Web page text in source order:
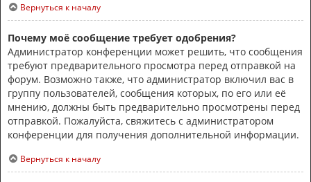
Вернуться к началу
Почему моё сообщение требует одобрения?
Администратор конференции может решить, что сообщения
требуют предварительного просмотра перед отправкой на
форум. Возможно также, что администратор включил вас в
группу пользователей, сообщения которых, по его или её
мнению, должны быть предварительно просмотрены перед
отправкой. Пожалуйста, свяжитесь с администратором
конференции для получения дополнительной информации.
Вернуться к началу